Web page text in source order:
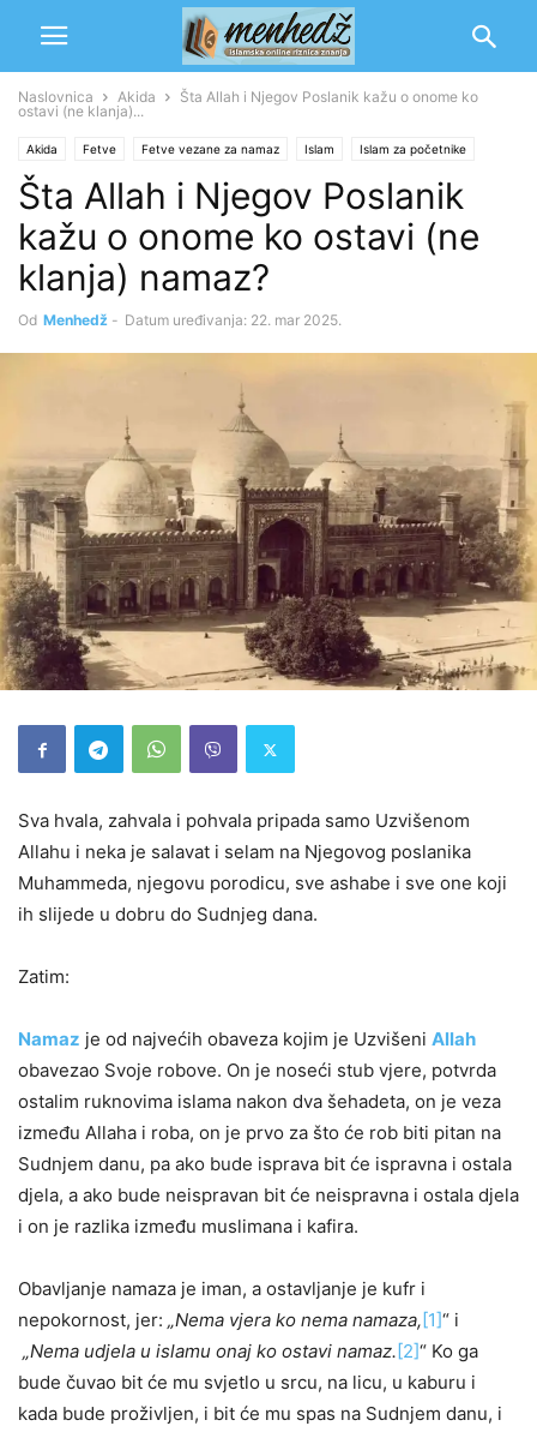
Naslovnica Akida
Šta Allah i Njegov Poslanik kažu o onome ko
ostavi (ne klanja)...
Akida Fetve Fetve vezane za namaz Islam Islam za početnike
Namaz Bidah Odgovor novotarima
Šta Allah i Njegov Poslanik
kažu o onome ko ostavi (ne
klanja) namaz?
Od Menhedž - Datum uređivanja: 22. mar 2025.
Sva hvala, zahvala i pohvala pripada samo Uzvišenom
Allahu i neka je salavat i selam na Njegovog poslanika
Muhammeda, njegovu porodicu, sve ashabe i sve one koji
ih slijede u dobru do Sudnjeg dana.
Zatim:
Namaz je od najvećih obaveza kojim je Uzvišeni Allah
obavezao Svoje robove. On je noseći stub vjere, potvrda
ostalim ruknovima islama nakon dva šehadeta, on je veza
između Allaha i roba, on je prvo za što će rob biti pitan na
Sudnjem danu, pa ako bude isprava bit će ispravna i ostala
djela, a ako bude neispravan bit će neispravna i ostala djela
i on je razlika između muslimana i kafira.
Obavljanje namaza je iman, a ostavljanje je kufr i
nepokornost, jer: „Nema vjera ko nema namaza, [1]“ i
„Nema udjela u islamu onaj ko ostavi namaz. [2]“ Ko ga
bude čuvao bit će mu svjetlo u srcu, na licu, u kaburu i
kada bude proživljen, i bit će mu spas na Sudnjem danu, i